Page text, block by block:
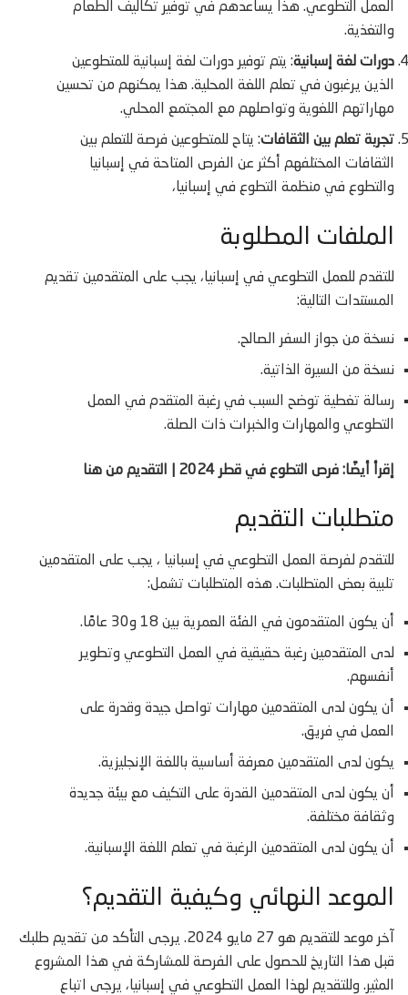
العمل التطوعي. هذا يساعدهم في توفير تكاليف الطعام
والتغذية.
دورات لغة إسبانية: يتم توفير دورات لغة إسبانية للمتطوعين
الذين يرغبون في تعلم اللغة المحلية. هذا يمكنهم من تحسين
مهاراتهم اللغوية وتواصلهم مع المجتمع المحلي.
تجربة تعلم بين الثقافات: يتاح للمتطوعين فرصة للتعلم بين
الثقافات المختلفهم أكثر عن الفرص المتاحة في إسبانيا
والتطوع في منظمة التطوع في إسبانيا،
الملفات المطلوبة
للتقدم للعمل التطوعي في إسبانيا، يجب على المتقدمين تقديم
المستندات التالية:
نسخة من جواز السفر الصالح.
نسخة من السيرة الذاتية.
رسالة تغطية توضح السبب في رغبة المتقدم في العمل
التطوعي والمهارات والخبرات ذات الصلة.
إقرأ أيضًا: فرص التطوع في قطر 2024 | التقديم من هنا
متطلبات التقديم
للتقدم لفرصة العمل التطوعي في إسبانيا ، يجب على المتقدمين
تلبية بعض المتطلبات. هذه المتطلبات تشمل:
أن يكون المتقدمون في الفئة العمرية بين 18 و30 عامًا.
لدى المتقدمين رغبة حقيقية في العمل التطوعي وتطوير
أنفسهم.
أن يكون لدى المتقدمين مهارات تواصل جيدة وقدرة على
العمل في فريق.
يكون لدى المتقدمين معرفة أساسية باللغة الإنجليزية.
أن يكون لدى المتقدمين القدرة على التكيف مع بيئة جديدة
وثقافة مختلفة.
أن يكون لدى المتقدمين الرغبة في تعلم اللغة الإسبانية.
الموعد النهائي وكيفية التقديم؟
آخر موعد للتقديم هو 27 مايو 2024. يرجى التأكد من تقديم طلبك
قبل هذا التاريخ للحصول على الفرصة للمشاركة في هذا المشروع
المثير. وللتقديم لهذا العمل التطوعي في إسبانيا، يرجى اتباع